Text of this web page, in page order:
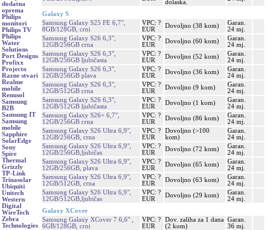
dodatna
oprema
Philips
monitori
Philips TV
Philips
Water
Solutions
Port Designs
Profixx
Projecto
Razne stvari
Realme
mobile
Renusol
Samsung
B2B
Samsung IT
Samsung
mobile
Sapphire
SolarEdge
Sony
Spire
Thermal
Grizzly
TP-Link
Trinasolar
Ubiquiti
Unitech
Western
Digital
WireTech
Zebra
Technologies
dolaska.
Galaxy S
Samsung Galaxy S25 FE 6,7",
8GB/128GB, crni
VPC: ?
EUR
Dovoljno (38 kom)
Garan.
24 mj.
Samsung Galaxy S26 6,3",
12GB/256GB crna
VPC: ?
EUR
Dovoljno (60 kom)
Garan.
24 mj.
Samsung Galaxy S26 6,3",
12GB/256GB ljubičasta
VPC: ?
EUR
Dovoljno (52 kom)
Garan.
24 mj.
Samsung Galaxy S26 6,3",
12GB/256GB plava
VPC: ?
EUR
Dovoljno (36 kom)
Garan.
24 mj.
Samsung Galaxy S26 6,3",
12GB/512GB crna
VPC: ?
EUR
Dovoljno (9 kom)
Garan.
24 mj.
Samsung Galaxy S26 6,3",
12GB/512GB ljubičasta
VPC: ?
EUR
Dovoljno (1 kom)
Garan.
24 mj.
Samsung Galaxy S26+ 6,7",
12GB/256GB crna
VPC: ?
EUR
Dovoljno (86 kom)
Garan.
24 mj.
Samsung Galaxy S26 Ultra 6,9",
12GB/256GB, crna
VPC: ?
EUR
Dovoljno (>100
kom)
Garan.
24 mj.
Samsung Galaxy S26 Ultra 6,9",
12GB/256GB,ljubičas
VPC: ?
EUR
Dovoljno (72 kom)
Garan.
24 mj.
Samsung Galaxy S26 Ultra 6,9",
12GB/256GB, plava
VPC: ?
EUR
Dovoljno (65 kom)
Garan.
24 mj.
Samsung Galaxy S26 Ultra 6,9",
12GB/512GB, crna
VPC: ?
EUR
Dovoljno (63 kom)
Garan.
24 mj.
Samsung Galaxy S26 Ultra 6,9",
12GB/512GB,ljubičas
VPC: ?
EUR
Dovoljno (29 kom)
Garan.
24 mj.
Galaxy XCover
Samsung Galaxy XCover 7 6,6" ,
6GB/128GB, crni
VPC: ?
EUR
Dov. zaliha za 1 dana
(2 kom)
Garan.
36 mj.